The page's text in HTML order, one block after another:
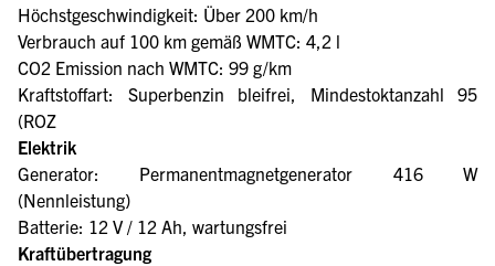
Höchstgeschwindigkeit: Über 200 km/h
Verbrauch auf 100 km gemäß WMTC: 4,2 l
CO2 Emission nach WMTC: 99 g/km
Kraftstoffart: Superbenzin bleifrei, Mindestoktanzahl 95
(ROZ
Elektrik
Generator: Permanentmagnetgenerator 416 W
(Nennleistung)
Batterie: 12 V / 12 Ah, wartungsfrei
Kraftübertragung